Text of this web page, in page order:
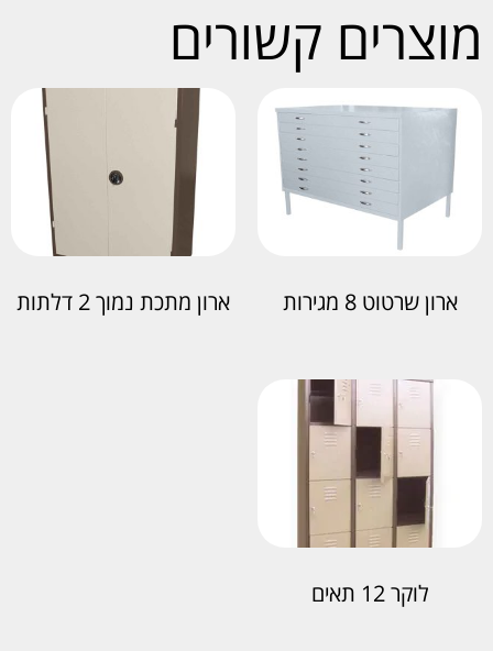
מוצרים קשורים
ארון שרטוט 8 מגירות ארון מתכת נמוך 2 דלתות
לוקר 12 תאים